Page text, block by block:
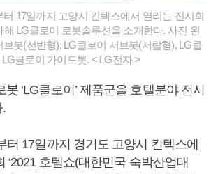
17일까지 고양시 킨텍스에서 열리는 전시회
해 LG클로이 로봇솔루션을 소개한다. 사진 왼
봇(선반형), LG클로이 서브봇(서랍형), LG클
클로이 가이드봇. < LG전자 >
‘LG클로이’ 제품군을 호텔분야 전시
.
터 17일까지 경기도 고양시 킨텍스에
‘2021 호텔쇼(대한민국 숙박산업대